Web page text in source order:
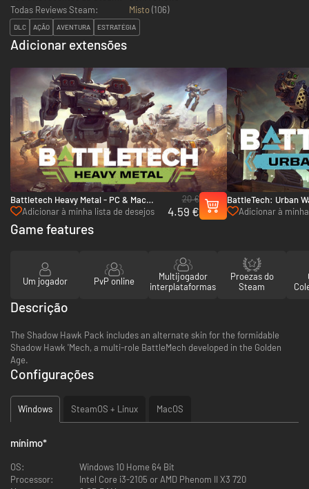
Todas Reviews Steam:
Misto(106)
DLC AÇÃO AVENTURA ESTRATÉGIA
Adicionar extensões
Battletech Heavy Metal - PC & Mac
(Steam)
Adicionar à minha lista de desejos
20 €
4.59 €
BattleTech: Urban
(Steam)
Adicionar à
Game features
Um jogador PvP online
Multijogador
interplataformas
Proezas do
Steam
Descrição
The Shadow Hawk Pack includes an alternate skin for the formidable
Shadow Hawk 'Mech, a multi-role BattleMech developed in the Golden
Age.
Configurações
Windows SteamOS + Linux MacOS
mínimo*
OS:
Windows 10 Home 64 Bit
Processor:
Intel Core i3-2105 or AMD Phenom II X3 720